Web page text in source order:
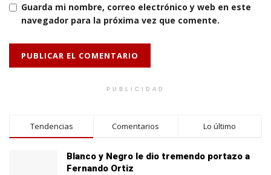
Guarda mi nombre, correo electrónico y web en este
navegador para la próxima vez que comente.
PUBLICIDAD
Tendencias Comentarios Lo último
Blanco y Negro le dio tremendo portazo a
Fernando Ortiz